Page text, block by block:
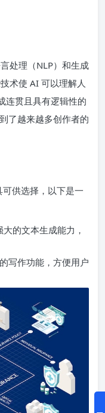
处理（NLP）和生成
术使 AI 可以理解人
连贯且具有逻辑性的
了越来越多创作者的
供选择，以下是一
大的文本生成能力，
写作功能，方便用户